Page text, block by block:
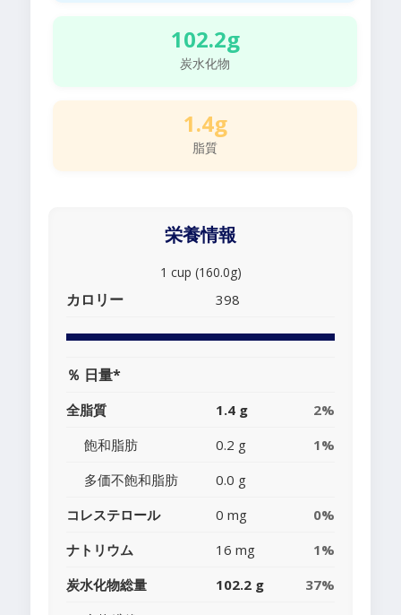
102.2g
炭水化物
1.4g
脂質
栄養情報
1 cup (160.0g)
カロリー 398
％ 日量*
全脂質 1.4 g
2%
飽和脂肪
0.2 g
1%
多価不飽和脂肪
0.0 g
コレステロール
0 mg
0%
ナトリウム
16 mg
1%
炭水化物総量
102.2 g
37%